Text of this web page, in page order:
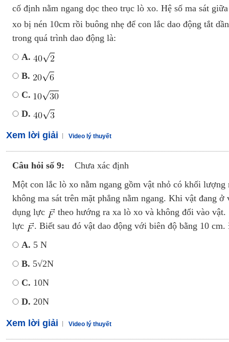
cố định nằm ngang dọc theo trục lò xo. Hệ số ma sát
xo bị nén 10cm rồi buông nhẹ để con lắc dao động tắt
trong quá trình dao động là:
A.
B.
C.
D.
Xem lời giải Video lý thuyết
Câu hỏi số 9:
Chưa xác định
Một con lắc lò xo nằm ngang gồm vật nhỏ có khối
không ma sát trên mặt phẳng nằm ngang. Khi vật đang
dụng lực
theo hướng ra xa lò xo và không đổi vào
lực
. Biết sau đó vật dao động với biên độ bằng 10
A. 5 N
B. 5√2N
C. 10N
D. 20N
Xem lời giải Video lý thuyết